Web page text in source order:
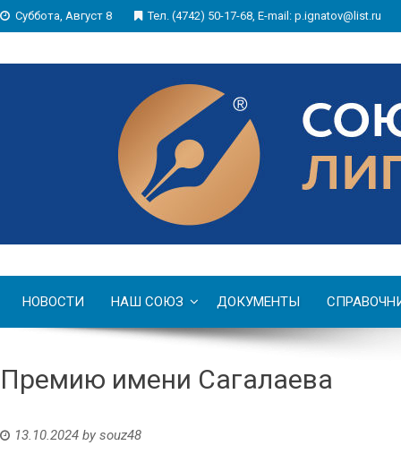
Суббота, Август 8 Тел. (4742) 50-17-68, E-mail: p.ignatov@list.ru
НОВОСТИ НАШ СОЮЗ ДОКУМЕНТЫ
Премию имени Сагалаева
13.10.2024 by souz48